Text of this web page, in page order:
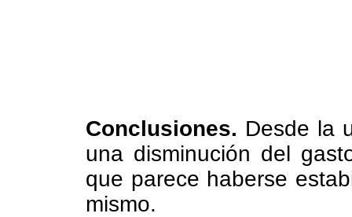
Conclusiones. Desde la
una disminución del
que parece haberse
mismo.